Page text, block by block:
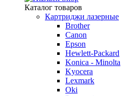
Каталог товаров
Картриджи лазерные
Brother
Canon
Epson
Hewlett-Packard
Konica - Minolta
Kyocera
Lexmark
Oki